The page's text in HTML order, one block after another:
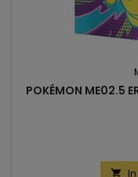
POKÉMON ME02.5
